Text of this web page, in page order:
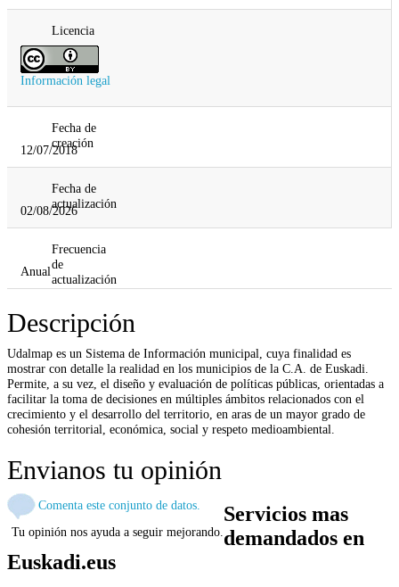
Licencia
Información legal
Fecha de
creación
12/07/2018
Fecha de
actualización
02/08/2026
Frecuencia
de
actualización
Anual
Descripción
Udalmap es un Sistema de Información municipal, cuya finalidad es
mostrar con detalle la realidad en los municipios de la C.A. de Euskadi.
Permite, a su vez, el diseño y evaluación de políticas públicas, orientadas a
facilitar la toma de decisiones en múltiples ámbitos relacionados con el
crecimiento y el desarrollo del territorio, en aras de un mayor grado de
cohesión territorial, económica, social y respeto medioambiental.
Envianos tu opinión
Comenta este conjunto de datos.
Tu opinión nos ayuda a seguir mejorando.
Servicios mas
demandados en
Euskadi.eus